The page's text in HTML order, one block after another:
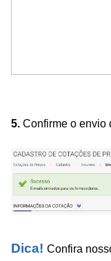
5. Confirme o envio
Dica! Confira